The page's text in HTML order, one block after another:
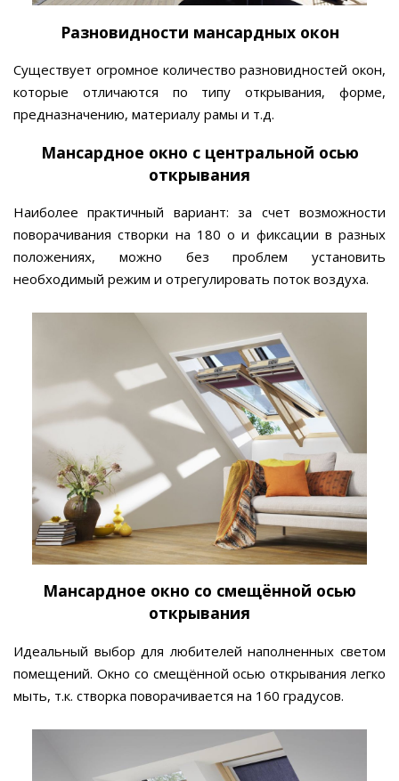
Разновидности мансардных окон
Существует огромное количество разновидностей окон,
которые отличаются по типу открывания, форме,
предназначению, материалу рамы и т.д.
Мансардное окно с центральной осью
открывания
Наиболее практичный вариант: за счет возможности
поворачивания створки на 180 о и фиксации в разных
положениях, можно без проблем установить
необходимый режим и отрегулировать поток воздуха.
Мансардное окно со смещённой осью
открывания
Идеальный выбор для любителей наполненных светом
помещений. Окно со смещённой осью открывания легко
мыть, т.к. створка поворачивается на 160 градусов.